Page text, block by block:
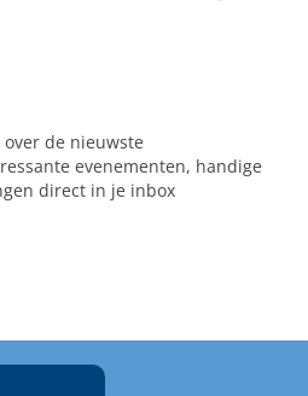
de nieuwste
evenementen, handige
direct in je inbox